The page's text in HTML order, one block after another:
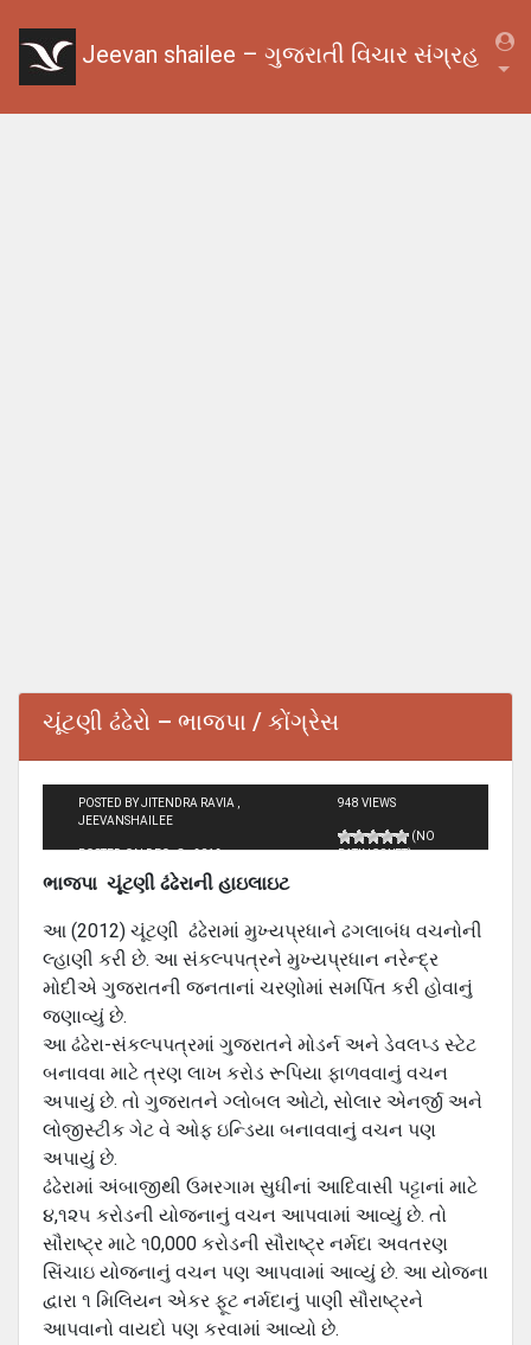
Jeevan shailee – ગુજરાતી વિચાર સંગ્રહ
ચૂંટણી ઢંઢેરો – ભાજપા / કોંગ્રેસ
POSTED BY JITENDRA RAVIA ,
JEEVANSHAILEE
POSTED ON DEC - 8 - 2012
948 VIEWS
(NO
RATINGS YET)
ભાજપા ચૂંટણી ઢંઢેરાની હાઇલાઇટ
આ (2012) ચૂંટણી ઢંઢેરામાં મુખ્યપ્રધાને ઢગલાબંધ વચનોની
લ્હાણી કરી છે. આ સંકલ્પપત્રને મુખ્યપ્રધાન નરેન્દ્ર
મોદીએ ગુજરાતની જનતાનાં ચરણોમાં સમર્પિત કરી હોવાનું
જણાવ્યું છે.
આ ઢંઢેરા-સંકલ્પપત્રમાં ગુજરાતને મોડર્ન અને ડેવલપ્ડ સ્ટેટ
બનાવવા માટે ત્રણ લાખ કરોડ રૂપિયા ફાળવવાનું વચન
અપાયું છે. તો ગુજરાતને ગ્લોબલ ઓટો, સોલાર એનર્જી અને
લોજીસ્ટીક ગેટ વે ઓફ ઇન્ડિયા બનાવવાનું વચન પણ
અપાયું છે.
ઢંઢેરામાં અંબાજીથી ઉમરગામ સુધીનાં આદિવાસી પટ્ટાનાં માટે
૪,૧૨૫ કરોડની યોજનાનું વચન આપવામાં આવ્યું છે. તો
સૌરાષ્ટ્ર માટે ૧0,000 કરોડની સૌરાષ્ટ્ર નર્મદા અવતરણ
સિંચાઇ યોજનાનું વચન પણ આપવામાં આવ્યું છે. આ યોજના
દ્વારા ૧ મિલિયન એકર ફૂટ નર્મદાનું પાણી સૌરાષ્ટ્રને
આપવાનો વાયદો પણ કરવામાં આવ્યો છે.